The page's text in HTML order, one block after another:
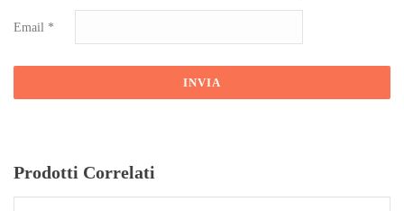
Email *
Prodotti Correlati